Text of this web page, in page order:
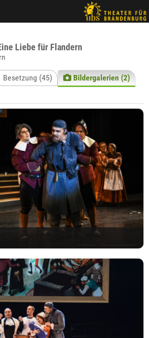
Liebe für Flandern
Besetzung (45)
Bildergalerien (2)